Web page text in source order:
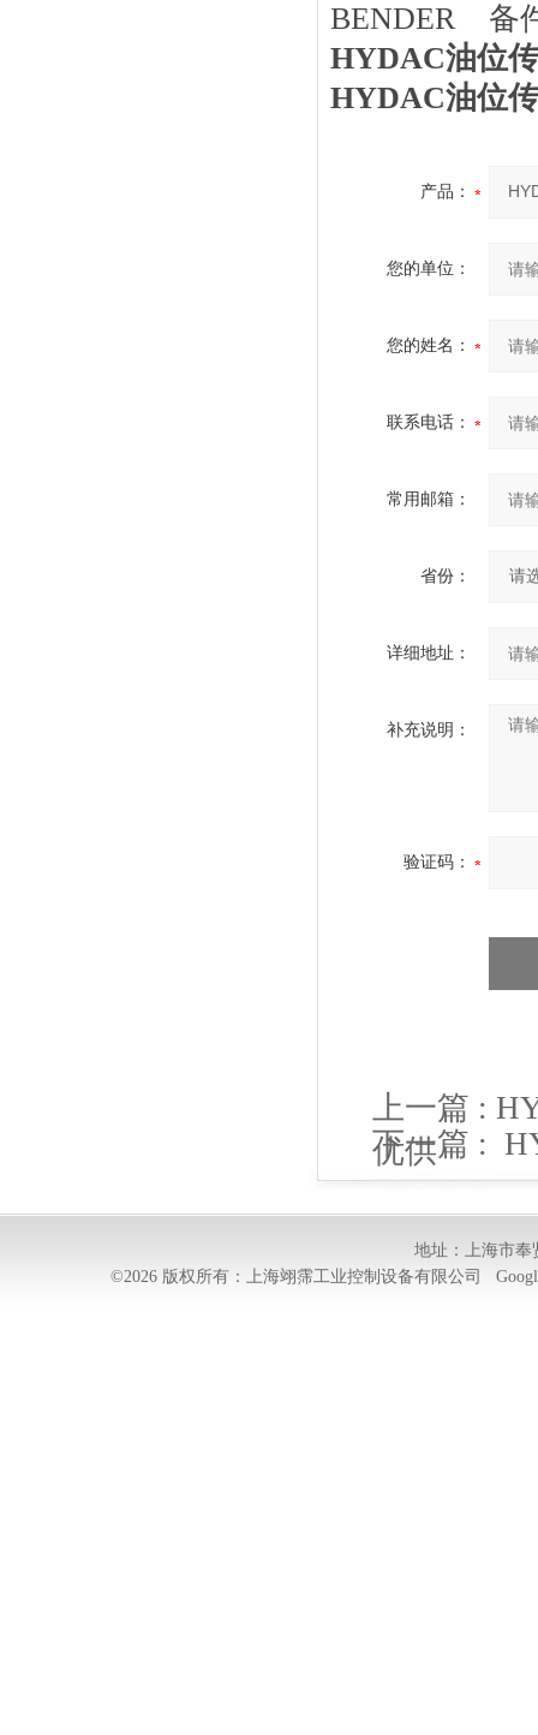
BENDER 备
HYDAC油位
HYDAC油位
产品：
您的单位：
您的姓名：
联系电话：
常用邮箱：
省份：
详细地址：
补充说明：
验证码：
上一篇 :
优供
下一篇 :
供
地址：上海市奉
©2026 版权所有：上海翊霈工业控制设备有限公司